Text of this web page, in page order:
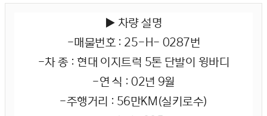
▶ 차량 설명
-매물번호 : 25-H- 0287번
-차 종 : 현대 이지트럭 5톤 단발이 윙바디
-연 식 : 02년 9월
-주행거리 : 56만KM(실키로수)